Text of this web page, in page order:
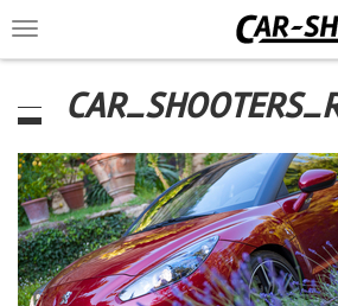
Toggle
navigation